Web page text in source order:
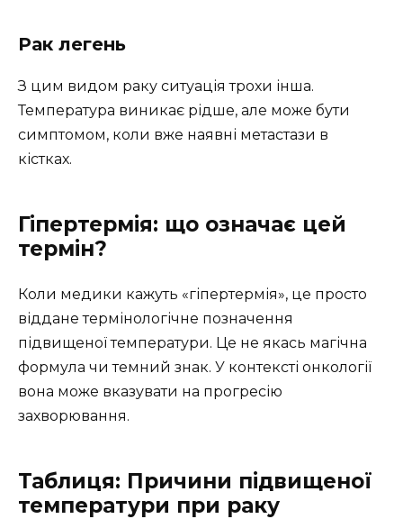
Рак легень
З цим видом раку ситуація трохи інша.
Температура виникає рідше, але може бути
симптомом, коли вже наявні метастази в
кістках.
Гіпертермія: що означає цей
термін?
Коли медики кажуть «гіпертермія», це просто
віддане термінологічне позначення
підвищеної температури. Це не якась магічна
формула чи темний знак. У контексті онкології
вона може вказувати на прогресію
захворювання.
Таблиця: Причини підвищеної
температури при раку